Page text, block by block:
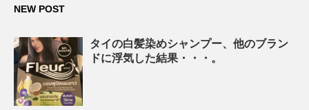
NEW POST
タイの白髪染めシャンプー、他のブラン
ドに浮気した結果・・・。